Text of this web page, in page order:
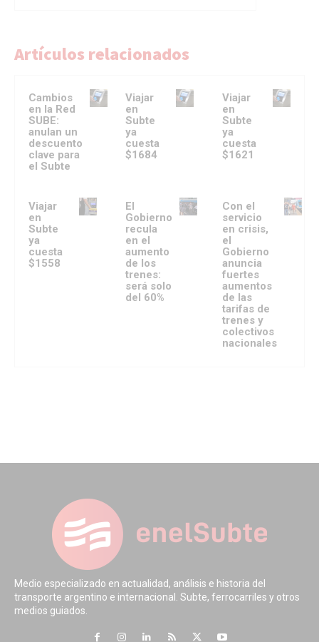
Artículos relacionados
Cambios
en la Red
SUBE:
anulan un
descuento
clave para
el Subte
Viajar
en
Subte
ya
cuesta
$1684
Viajar
en
Subte
ya
cuesta
$1621
Viajar
en
Subte
ya
cuesta
$1558
El
Gobierno
recula
en el
aumento
de los
trenes:
será solo
del 60%
Con el
servicio
en crisis,
el
Gobierno
anuncia
fuertes
aumentos
de las
tarifas de
trenes y
colectivos
nacionales
Medio especializado en actualidad, análisis e historia del
transporte argentino e internacional. Subte, ferrocarriles y otros
medios guiados.